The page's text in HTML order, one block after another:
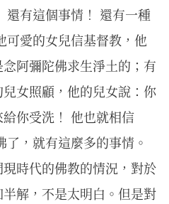
還有這個事情！ 還有一種
可愛的女兒信基督教，他
阿彌陀佛求生淨土的；有
女照顧，他的兒女說：你
你受洗！ 他也就相信
，就有這麼多的事情。
時代的佛教的情況，對於
解，不是太明白。但是對